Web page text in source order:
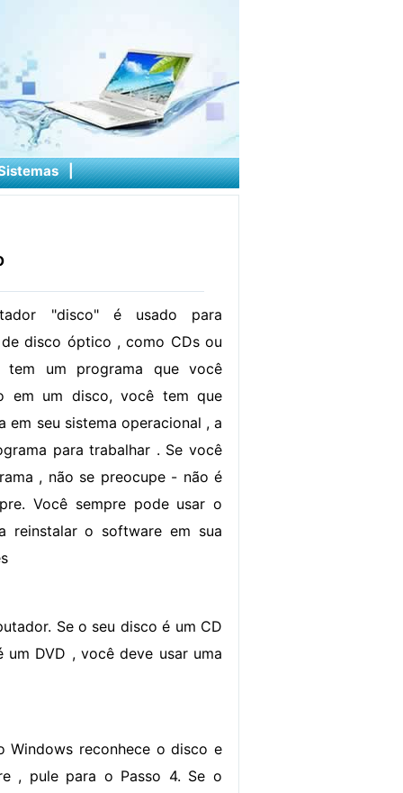
|
"disco" é usado para
disco óptico , como CDs ou
tem um programa que você
em um disco, você tem que
em seu sistema operacional , a
para trabalhar . Se você
, não se preocupe - não é
Você sempre pode usar o
reinstalar o software em sua
Se o seu disco é um CD
DVD , você deve usar uma
Windows reconhece o disco e
, pule para o Passo 4. Se o